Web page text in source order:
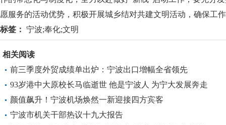
愿服务的活动优势，积极开展城乡结对共建文明活动，确保工
标签： 宁波;奉化;文明
相关阅读
前三季度外贸成绩单出炉：宁波出口增幅全省领先
93岁港中大原校长马临逝世 他是宁波人 为宁大发展奔走
颜值飙升！宁波机场焕然一新迎接四方宾客
宁波市机关干部热议十九大报告